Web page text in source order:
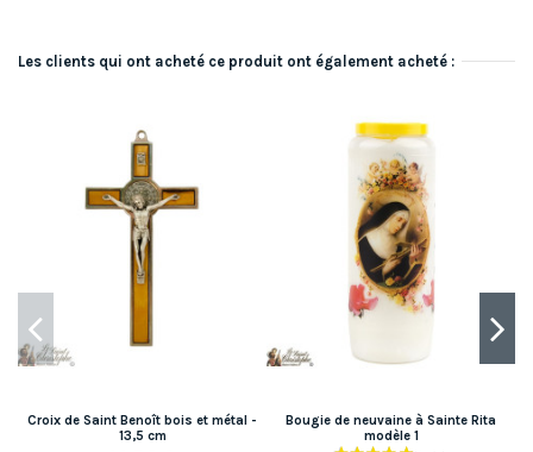
Les clients qui ont acheté ce produit ont également acheté :
Croix de Saint Benoît bois et métal -
13,5 cm
Bougie de neuvaine à Sainte Rita
modèle 1